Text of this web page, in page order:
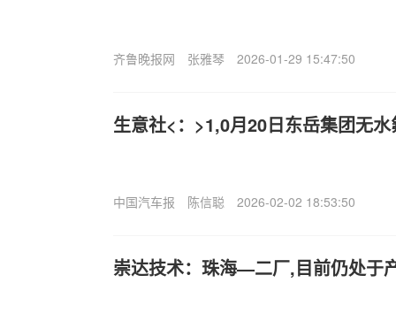
齐鲁晚报网 张雅琴 2026-01-29 15:47:50
生意社<：>1,0月20日东岳集团无
中国汽车报 陈信聪 2026-02-02 18:53:50
崇达技术：珠海—二厂,目前仍处于